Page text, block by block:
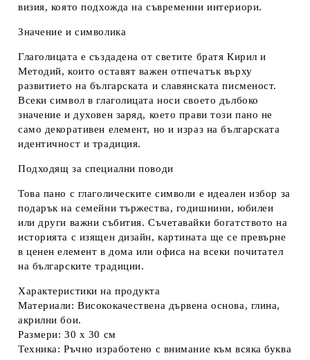
визия, която подхожда на съвременни интериори.
Значение и символика
Глаголицата е създадена от светите братя Кирил и
Методий, които оставят важен отпечатък върху
развитието на българската и славянската писменост.
Всеки символ в глаголицата носи своето дълбоко
значение и духовен заряд, което прави този пано не
само декоративен елемент, но и израз на българската
идентичност и традиция.
Подходящ за специални поводи
Това пано с глаголическите символи е идеален избор за
подарък на семейни тържества, годишнини, юбилеи
или други важни събития. Съчетавайки богатството на
историята с изящен дизайн, картината ще се превърне
в ценен елемент в дома или офиса на всеки почитател
на българските традиции.
Характеристики на продукта
Материали: Висококачествена дървена основа, глина,
акрилни бои.
Размери: 30 х 30 см
Техника: Ръчно изработено с внимание към всяка буква